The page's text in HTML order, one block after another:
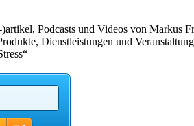
Podcasts und Videos von Markus
Dienstleistungen und